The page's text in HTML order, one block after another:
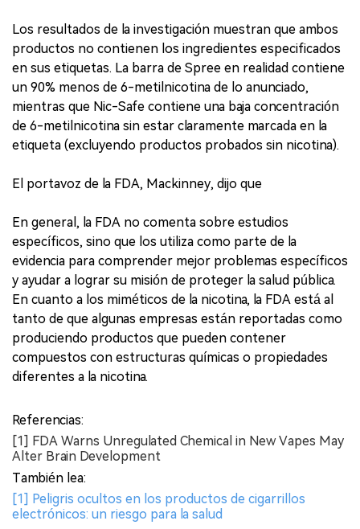
Los resultados de la investigación muestran que ambos
productos no contienen los ingredientes especificados
en sus etiquetas. La barra de Spree en realidad contiene
un 90% menos de 6-metilnicotina de lo anunciado,
mientras que Nic-Safe contiene una baja concentración
de 6-metilnicotina sin estar claramente marcada en la
etiqueta (excluyendo productos probados sin nicotina).
El portavoz de la FDA, Mackinney, dijo que
En general, la FDA no comenta sobre estudios
específicos, sino que los utiliza como parte de la
evidencia para comprender mejor problemas específicos
y ayudar a lograr su misión de proteger la salud pública.
En cuanto a los miméticos de la nicotina, la FDA está al
tanto de que algunas empresas están reportadas como
produciendo productos que pueden contener
compuestos con estructuras químicas o propiedades
diferentes a la nicotina.
Referencias:
[1] FDA Warns Unregulated Chemical in New Vapes May
Alter Brain Development
También lea:
[1] Peligris ocultos en los productos de cigarrillos
electrónicos: un riesgo para la salud